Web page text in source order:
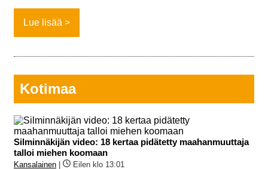
Lue lisää
Kotimaa
Silminnäkijän video: 18 kertaa pidätetty maahanmuuttaja
talloi miehen koomaan
Kansalainen Eilen klo 13:01